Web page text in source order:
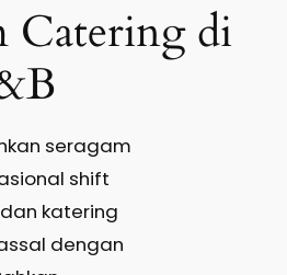
Catering di
seragam
shift
katering
dengan